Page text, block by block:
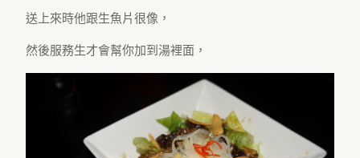
送上來時他跟生魚片很像，
然後服務生才會幫你加到湯裡面，